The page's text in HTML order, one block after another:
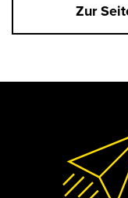
Zur